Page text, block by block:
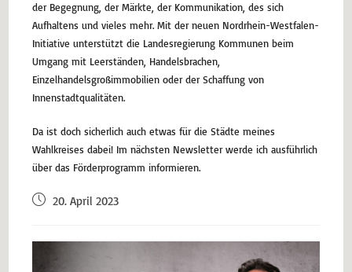
der Begegnung, der Märkte, der Kommunikation, des sich
Aufhaltens und vieles mehr. Mit der neuen Nordrhein-Westfalen-
Initiative unterstützt die Landesregierung Kommunen beim
Umgang mit Leerständen, Handelsbrachen,
Einzelhandelsgroßimmobilien oder der Schaffung von
Innenstadtqualitäten.
Da ist doch sicherlich auch etwas für die Städte meines
Wahlkreises dabei! Im nächsten Newsletter werde ich ausführlich
über das Förderprogramm informieren.
20. April 2023